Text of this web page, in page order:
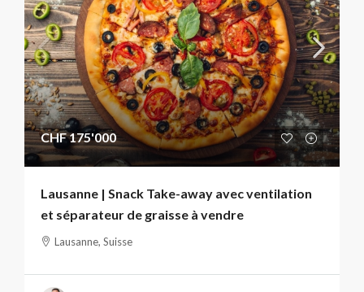
CHF 175'000
Lausanne | Snack Take-away avec ventilation
et séparateur de graisse à vendre
Lausanne, Suisse